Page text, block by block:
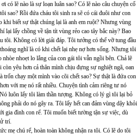
có lẽ nào là sự loạn luân sao? Có lẽ nào câu chuyện cổ
sao? Rồi đứa cháu tôi sinh ra sẽ có cái đuôi như con
khi biết sự thật chúng lại là anh em ruột? Nhưng vùng
lại lấy chồng về tận tít vùng rẻo cao tây bắc này? Bao
tôi. Không có lời giải đáp. Tôi tưởng có thể vỡ tung đầu
nghĩ là có khi chết lại nhẹ nợ hơn sống. Nhưng tôi
nhoẹt lo lắng của con gái tôi vẫn ngồi bên. Chả lẽ
yêu hơn cả thân mình chịu đựng sự nghiệt ngã, oan
trốn chạy một mình vào cõi chết sao? Sự thật là đứa con
với mẹ nó rất nhiều. Chuyện tình cảm riêng tư nó
luôn lấy tôi làm thần tượng. Không có lý gì tôi lại bỏ
phải do nó gây ra. Tôi lấy hết can đảm vùng dậy khỏi
gia đình con rể. Tôi muốn biết tường tận sự việc, dù
trí.
chú rể, hoàn toàn không nhận ra tôi. Có lẽ do tôi